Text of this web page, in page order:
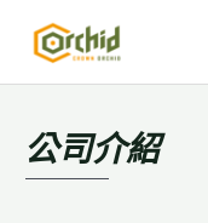
主
公司介紹